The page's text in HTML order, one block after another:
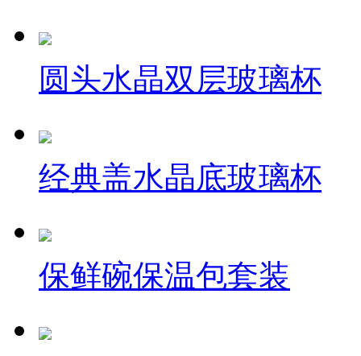
圆头水晶双层玻璃杯
经典盖水晶底玻璃杯
保鲜碗保温包套装